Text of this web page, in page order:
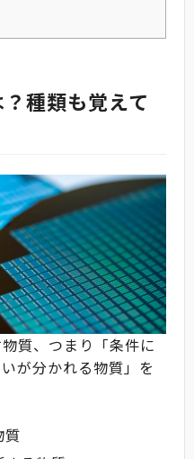
種類も覚えて
質、つまり「条件に
が分かれる物質」を
質